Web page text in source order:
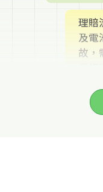
理賠
及電
故，